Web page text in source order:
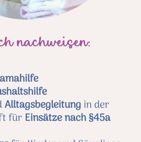
nachweisen:
Alltagsbegleitung in der
fürEinsätze nach §45a